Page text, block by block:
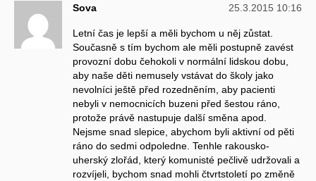
Sova 25.3.2015 10:16
Letní čas je lepší a měli bychom u něj zůstat.
Současně s tím bychom ale měli postupně zavést
provozní dobu čehokoli v normální lidskou dobu,
aby naše děti nemusely vstávat do školy jako
nevolníci ještě před rozedněním, aby pacienti
nebyli v nemocnicích buzeni před šestou ráno,
protože právě nastupuje další směna apod.
Nejsme snad slepice, abychom byli aktivní od pěti
ráno do sedmi odpoledne. Tenhle rakousko-
uherský zlořád, který komunisté pečlivě udržovali a
rozvíjeli, bychom snad mohli čtvrtstoletí po změně